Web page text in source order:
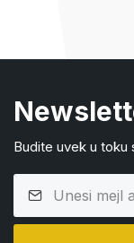
Budite uvek u toku